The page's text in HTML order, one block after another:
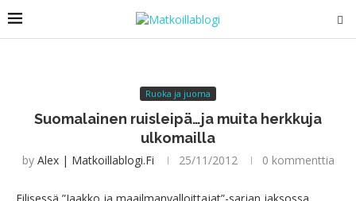
Ruoka ja juoma
Suomalainen ruisleipä…ja muita herkkuja
ulkomailla
by Alex | Matkoillablogi.fi 25/11/2012 0 kommenttia